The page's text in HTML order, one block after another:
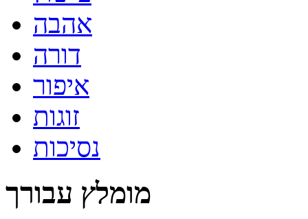
אהבה
דורה
איפור
זוגות
נסיכות
מומלץ עבורך